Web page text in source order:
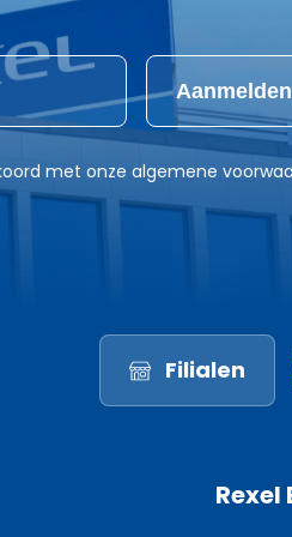
Aanmelden
met onze algemene
Filialen
Rexel